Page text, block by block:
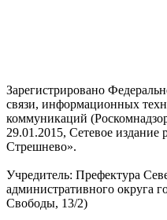
Зарегистрировано
связи, информационных
коммуникаций
29.01.2015, Сетевое издание
Стрешнево».
Учредитель: Префектура
административного округа
Свободы, 13/2)